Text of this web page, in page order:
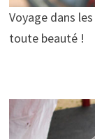
Voyage dans
toute beauté !